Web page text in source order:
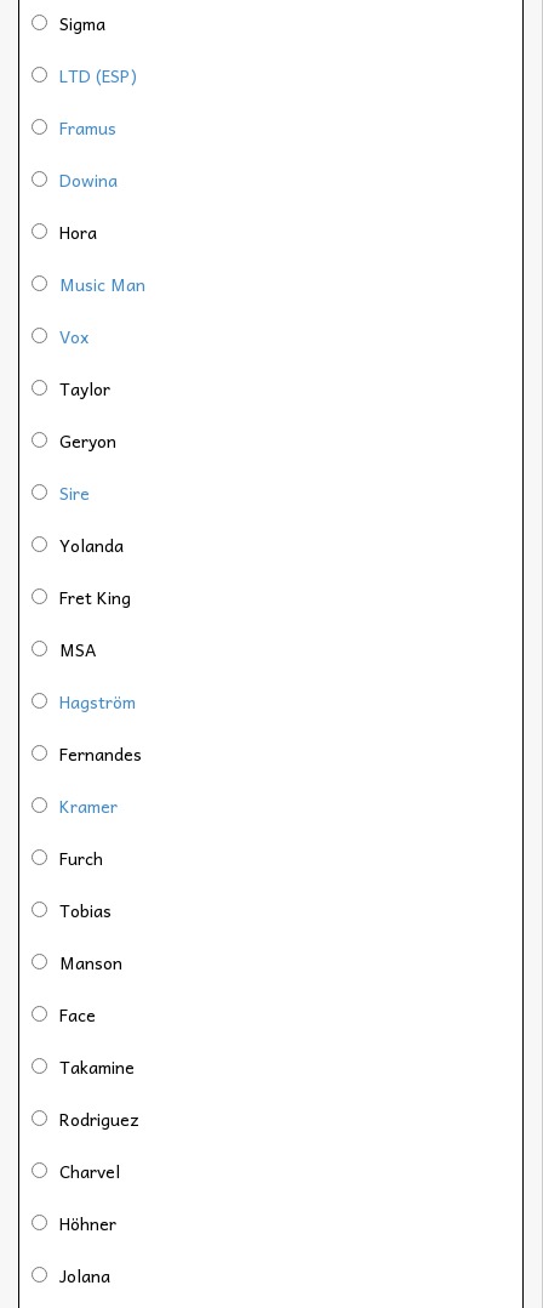
Sigma
LTD (ESP)
Framus
Dowina
Hora
Music Man
Vox
Taylor
Geryon
Sire
Yolanda
Fret King
MSA
Hagström
Fernandes
Kramer
Furch
Tobias
Manson
Face
Takamine
Rodriguez
Charvel
Höhner
Jolana